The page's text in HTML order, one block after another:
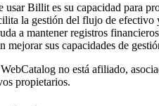
Billit es su capacidad para
la gestión del flujo de efectivo
a mantener registros
mejorar sus capacidades de
no está afiliado,
propietarios.